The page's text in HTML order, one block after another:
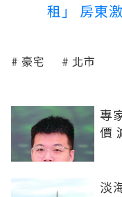
租」 房東
豪宅 北市
專
價
淡